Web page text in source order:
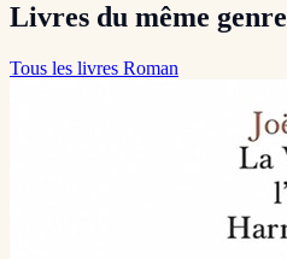
Livres du même genre
Tous les livres Roman